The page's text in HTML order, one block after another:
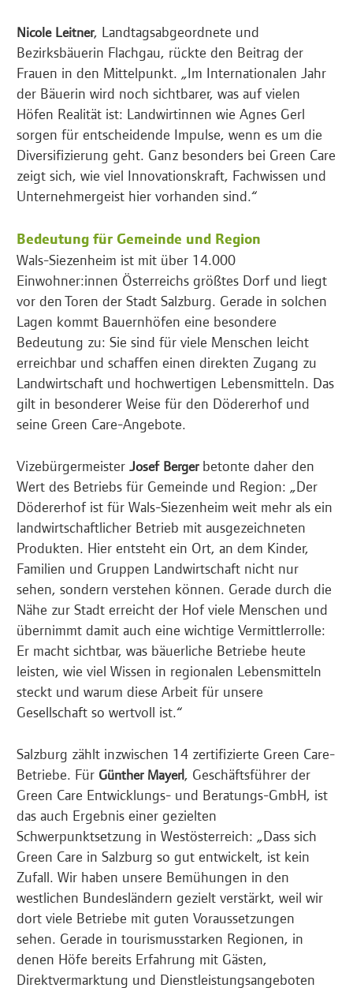
Nicole Leitner, Landtagsabgeordnete und
Bezirksbäuerin Flachgau, rückte den Beitrag der
Frauen in den Mittelpunkt. „Im Internationalen Jahr
der Bäuerin wird noch sichtbarer, was auf vielen
Höfen Realität ist: Landwirtinnen wie Agnes Gerl
sorgen für entscheidende Impulse, wenn es um die
Diversifizierung geht. Ganz besonders bei Green Care
zeigt sich, wie viel Innovationskraft, Fachwissen und
Unternehmergeist hier vorhanden sind.“
Bedeutung für Gemeinde und Region
Wals-Siezenheim ist mit über 14.000
Einwohner:innen Österreichs größtes Dorf und liegt
vor den Toren der Stadt Salzburg. Gerade in solchen
Lagen kommt Bauernhöfen eine besondere
Bedeutung zu: Sie sind für viele Menschen leicht
erreichbar und schaffen einen direkten Zugang zu
Landwirtschaft und hochwertigen Lebensmitteln. Das
gilt in besonderer Weise für den Dödererhof und
seine Green Care-Angebote.
Vizebürgermeister Josef Bergerbetonte daher den
Wert des Betriebs für Gemeinde und Region: „Der
Dödererhof ist für Wals-Siezenheim weit mehr als ein
landwirtschaftlicher Betrieb mit ausgezeichneten
Produkten. Hier entsteht ein Ort, an dem Kinder,
Familien und Gruppen Landwirtschaft nicht nur
sehen, sondern verstehen können. Gerade durch die
Nähe zur Stadt erreicht der Hof viele Menschen und
übernimmt damit auch eine wichtige Vermittlerrolle:
Er macht sichtbar, was bäuerliche Betriebe heute
leisten, wie viel Wissen in regionalen Lebensmitteln
steckt und warum diese Arbeit für unsere
Gesellschaft so wertvoll ist.“
Salzburg zählt inzwischen 14 zertifizierte Green Care-
Betriebe. Für Günther Mayerl, Geschäftsführer der
Green Care Entwicklungs- und Beratungs-GmbH, ist
das auch Ergebnis einer gezielten
Schwerpunktsetzung in Westösterreich: „Dass sich
Green Care in Salzburg so gut entwickelt, ist kein
Zufall. Wir haben unsere Bemühungen in den
westlichen Bundesländern gezielt verstärkt, weil wir
dort viele Betriebe mit guten Voraussetzungen
sehen. Gerade in tourismusstarken Regionen, in
denen Höfe bereits Erfahrung mit Gästen,
Direktvermarktung und Dienstleistungsangeboten